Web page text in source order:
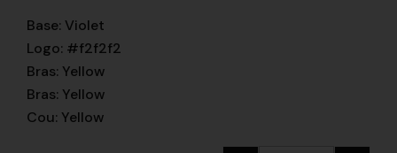
Base: Violet
Logo: #f2f2f2
Bras: Yellow
Bras: Yellow
Cou: Yellow